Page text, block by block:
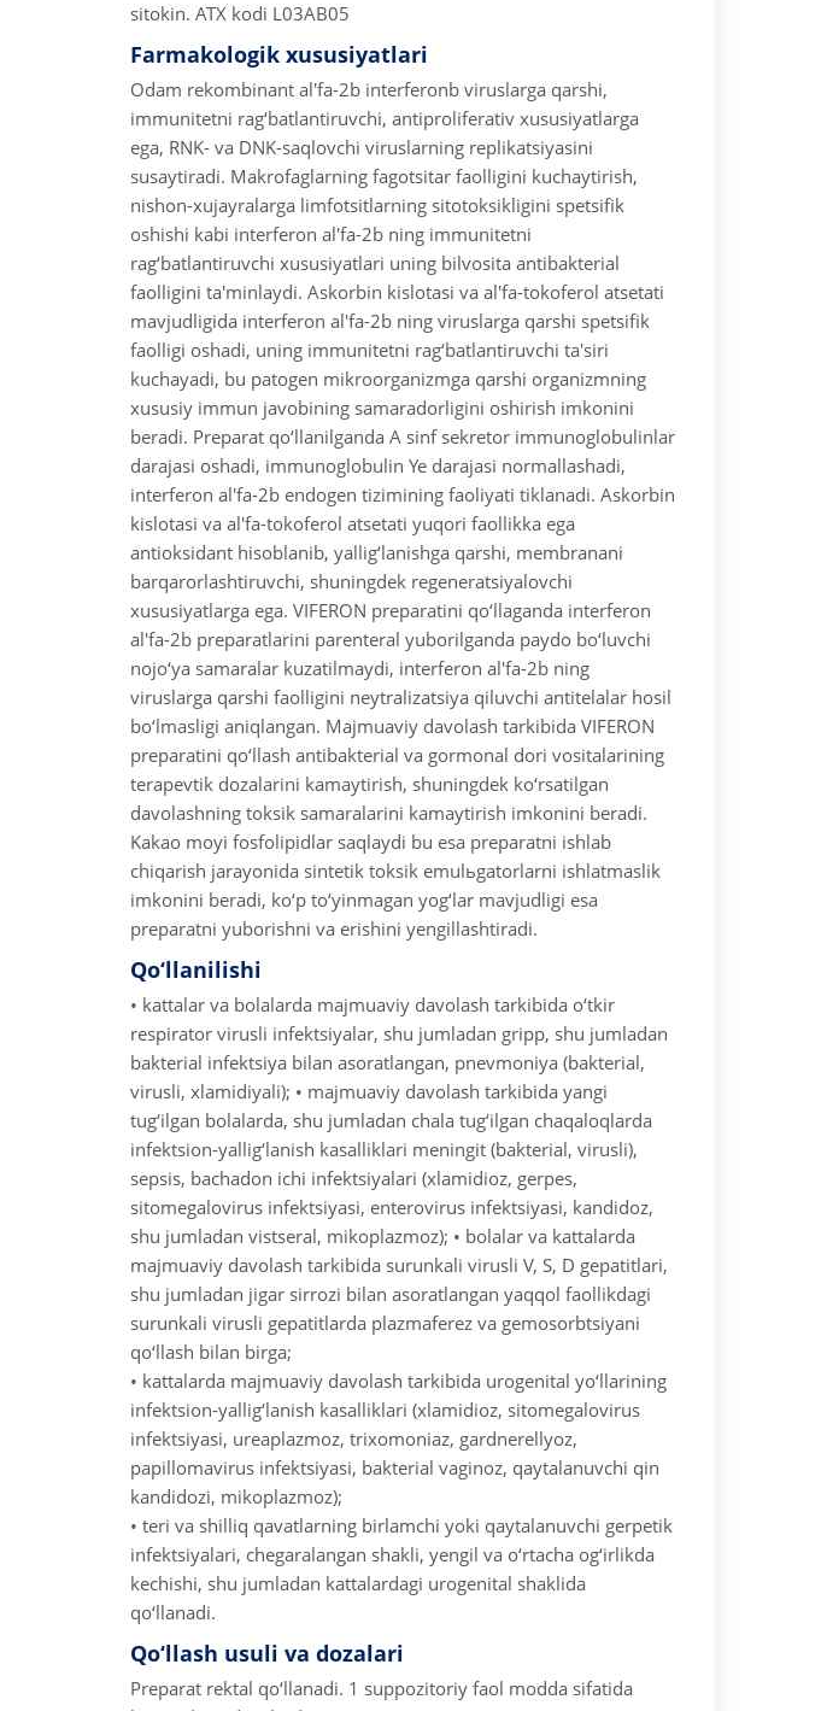
sitokin. ATX kodi L03AB05
Farmakologik xususiyatlari
Odam rekombinant al'fa-2b interferonb viruslarga qarshi,
immunitetni rag‘batlantiruvchi, antiproliferativ xususiyatlarga
ega, RNK- va DNK-saqlovchi viruslarning replikatsiyasini
susaytiradi. Makrofaglarning fagotsitar faolligini kuchaytirish,
nishon-xujayralarga limfotsitlarning sitotoksikligini spetsifik
oshishi kabi interferon al'fa-2b ning immunitetni
rag‘batlantiruvchi xususiyatlari uning bilvosita antibakterial
faolligini ta'minlaydi. Askorbin kislotasi va al'fa-tokoferol atsetati
mavjudligida interferon al'fa-2b ning viruslarga qarshi spetsifik
faolligi oshadi, uning immunitetni rag‘batlantiruvchi ta'siri
kuchayadi, bu patogen mikroorganizmga qarshi organizmning
xususiy immun javobining samaradorligini oshirish imkonini
beradi. Preparat qo‘llanilganda A sinf sekretor immunoglobulinlar
darajasi oshadi, immunoglobulin Ye darajasi normallashadi,
interferon al'fa-2b endogen tizimining faoliyati tiklanadi. Askorbin
kislotasi va al'fa-tokoferol atsetati yuqori faollikka ega
antioksidant hisoblanib, yallig‘lanishga qarshi, membranani
barqarorlashtiruvchi, shuningdek regeneratsiyalovchi
xususiyatlarga ega. VIFERON preparatini qo‘llaganda interferon
al'fa-2b preparatlarini parenteral yuborilganda paydo bo‘luvchi
nojo‘ya samaralar kuzatilmaydi, interferon al'fa-2b ning
viruslarga qarshi faolligini neytralizatsiya qiluvchi antitelalar hosil
bo‘lmasligi aniqlangan. Majmuaviy davolash tarkibida VIFERON
preparatini qo‘llash antibakterial va gormonal dori vositalarining
terapevtik dozalarini kamaytirish, shuningdek ko‘rsatilgan
davolashning toksik samaralarini kamaytirish imkonini beradi.
Kakao moyi fosfolipidlar saqlaydi bu esa preparatni ishlab
chiqarish jarayonida sintetik toksik emulьgatorlarni ishlatmaslik
imkonini beradi, ko‘p to‘yinmagan yog‘lar mavjudligi esa
preparatni yuborishni va erishini yengillashtiradi.
Qo‘llanilishi
• kattalar va bolalarda majmuaviy davolash tarkibida o‘tkir
respirator virusli infektsiyalar, shu jumladan gripp, shu jumladan
bakterial infektsiya bilan asoratlangan, pnevmoniya (bakterial,
virusli, xlamidiyali); • majmuaviy davolash tarkibida yangi
tug‘ilgan bolalarda, shu jumladan chala tug‘ilgan chaqaloqlarda
infektsion-yallig‘lanish kasalliklari meningit (bakterial, virusli),
sepsis, bachadon ichi infektsiyalari (xlamidioz, gerpes,
sitomegalovirus infektsiyasi, enterovirus infektsiyasi, kandidoz,
shu jumladan vistseral, mikoplazmoz); • bolalar va kattalarda
majmuaviy davolash tarkibida surunkali virusli V, S, D gepatitlari,
shu jumladan jigar sirrozi bilan asoratlangan yaqqol faollikdagi
surunkali virusli gepatitlarda plazmaferez va gemosorbtsiyani
qo‘llash bilan birga;
• kattalarda majmuaviy davolash tarkibida urogenital yo‘llarining
infektsion-yallig‘lanish kasalliklari (xlamidioz, sitomegalovirus
infektsiyasi, ureaplazmoz, trixomoniaz, gardnerellyoz,
papillomavirus infektsiyasi, bakterial vaginoz, qaytalanuvchi qin
kandidozi, mikoplazmoz);
• teri va shilliq qavatlarning birlamchi yoki qaytalanuvchi gerpetik
infektsiyalari, chegaralangan shakli, yengil va o‘rtacha og‘irlikda
kechishi, shu jumladan kattalardagi urogenital shaklida
qo‘llanadi.
Qo‘llash usuli va dozalari
Preparat rektal qo‘llanadi. 1 suppozitoriy faol modda sifatida